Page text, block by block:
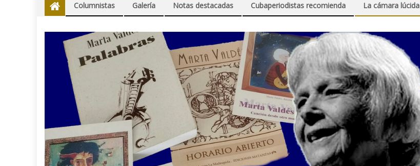
Columnistas Galería Notas destacadas Cubaperiodistas recomienda La cámara lúcida